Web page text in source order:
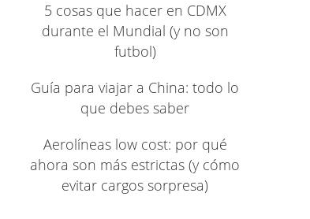
5 cosas que hacer en CDMX
durante el Mundial (y no son
futbol)
Guía para viajar a China: todo lo
que debes saber
Aerolíneas low cost: por qué
ahora son más estrictas (y cómo
evitar cargos sorpresa)